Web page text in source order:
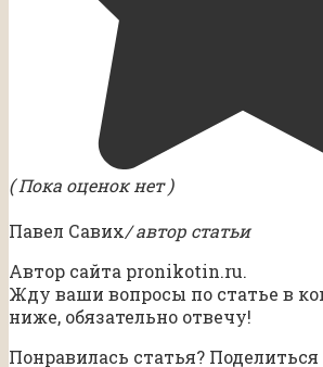
( Пока оценок нет )
Павел Савих/ автор статьи
Автор сайта pronikotin.ru.
Жду ваши вопросы по статье в
ниже, обязательно отвечу!
Понравилась статья?